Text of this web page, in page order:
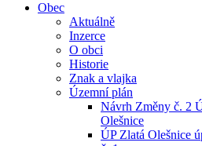
Obec
Aktuálně
Inzerce
O obci
Historie
Znak a vlajka
Územní plán
Návrh Změny č. 2
Olešnice
ÚP Zlatá Olešnice